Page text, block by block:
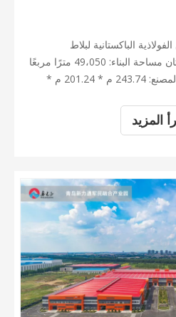
الباكستانية لبلاط
السيراميك موقع البناء: باكستان مساحة البناء: 49،050 مترًا مربعًا
تفاصيل بناء المصنع: 1.حجم المصنع: 243.74 م * 201.24 م *
مجلفن مدادات ، التعادل تستعد ، تستعد
المزيد